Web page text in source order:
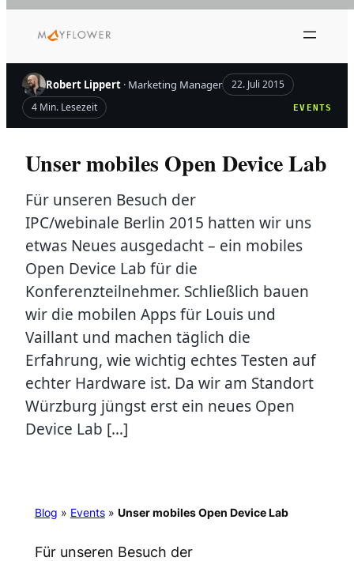
Inhalt
Robert Lippert · Marketing Manager
22. Juli 2015
4 Min. Lesezeit
EVENTS
Unser mobiles Open Device Lab
Für unseren Besuch der
IPC/webinale Berlin 2015 hatten wir uns
etwas Neues ausgedacht – ein mobiles
Open Device Lab für die
Konferenzteilnehmer. Schließlich bauen
wir die mobilen Apps für Louis und
Vaillant und machen täglich die
Erfahrung, wie wichtig echtes Testen auf
echter Hardware ist. Da wir am Standort
Würzburg jüngst erst ein neues Open
Device Lab […]
Blog » Events» Unser mobiles Open Device Lab
Für unseren Besuch der